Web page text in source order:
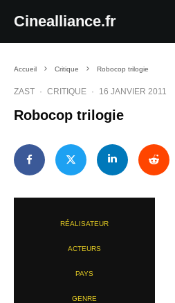
Cinealliance.fr
Accueil Critique Robocop trilogie
ZAST · CRITIQUE · 16 JANVIER 2011
Robocop trilogie
RÉALISATEUR
ACTEURS
PAYS
GENRE